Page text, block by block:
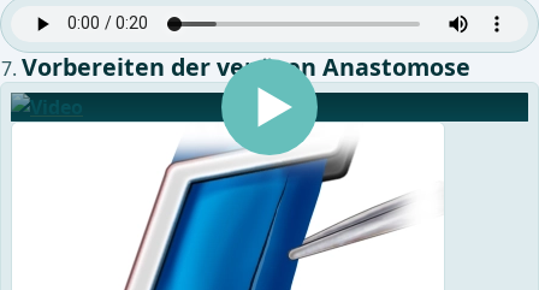
Vorbereiten der venösen Anastomose